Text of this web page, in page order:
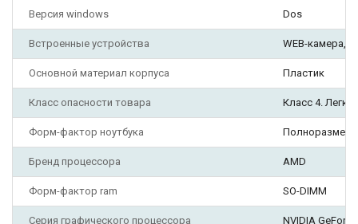
Версия windows Dos
Встроенные устройства WEB-камера,
Основной материал корпуса Пластик
Класс опасности товара Класс 4.
Форм-фактор ноутбука
Бренд процессора AMD
Форм-фактор ram SO-DIMM
Серия графического процессора NVIDIA GeForce